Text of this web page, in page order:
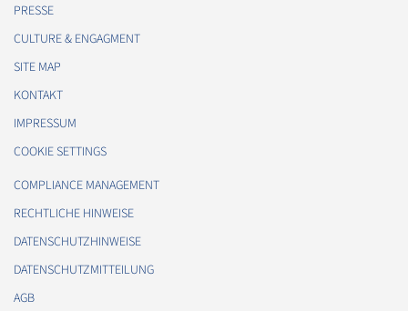
PRESSE
CULTURE & ENGAGMENT
SITE MAP
KONTAKT
IMPRESSUM
COOKIE SETTINGS
COMPLIANCE MANAGEMENT
RECHTLICHE HINWEISE
DATENSCHUTZHINWEISE
DATENSCHUTZMITTEILUNG
AGB